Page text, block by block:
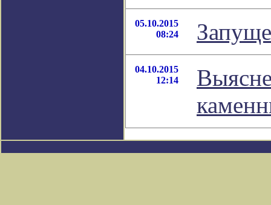
05.10.2015
08:24
04.10.2015
12:14